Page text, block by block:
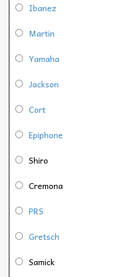
Ibanez
Martin
Yamaha
Jackson
Cort
Epiphone
Shiro
Cremona
PRS
Gretsch
Samick